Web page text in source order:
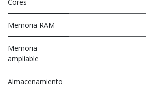
Memoria RAM
Memoria
ampliable
Almacenamiento